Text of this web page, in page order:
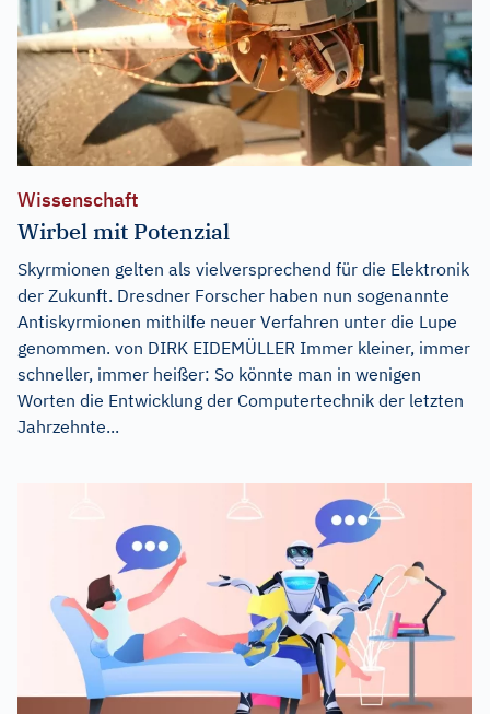
Wissenschaft
Wirbel mit Potenzial
Skyrmionen gelten als vielversprechend für die Elektronik
der Zukunft. Dresdner Forscher haben nun sogenannte
Antiskyrmionen mithilfe neuer Verfahren unter die Lupe
genommen. von DIRK EIDEMÜLLER Immer kleiner, immer
schneller, immer heißer: So könnte man in wenigen
Worten die Entwicklung der Computertechnik der letzten
Jahrzehnte...